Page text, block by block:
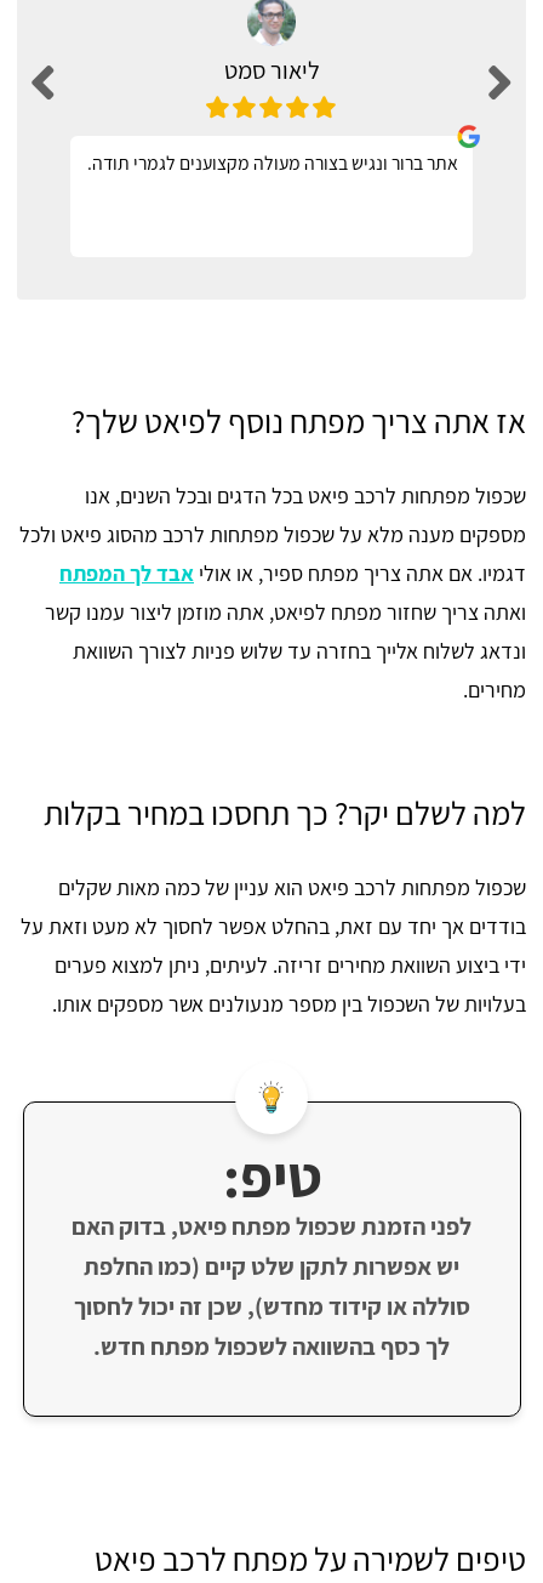
ליאור סמט
אתר ברור ונגיש בצורה מעולה מקצוענים לגמרי תודה.
אז אתה צריך מפתח נוסף לפיאט שלך?
שכפול מפתחות לרכב פיאט בכל הדגים ובכל השנים, אנו
מספקים מענה מלא על שכפול מפתחות לרכב מהסוג פיאט ולכל
דגמיו. אם אתה צריך מפתח ספיר, או אולי אבד לך המפתח
ואתה צריך שחזור מפתח לפיאט, אתה מוזמן ליצור עמנו קשר
ונדאג לשלוח אלייך בחזרה עד שלוש פניות לצורך השוואת
מחירים.
למה לשלם יקר? כך תחסכו במחיר בקלות
שכפול מפתחות לרכב פיאט הוא עניין של כמה מאות שקלים
בודדים אך יחד עם זאת, בהחלט אפשר לחסוך לא מעט וזאת על
ידי ביצוע השוואת מחירים זריזה. לעיתים, ניתן למצוא פערים
בעלויות של השכפול בין מספר מנעולנים אשר מספקים אותו.
טיפ:
לפני הזמנת שכפול מפתח פיאט, בדוק האם
יש אפשרות לתקן שלט קיים (כמו החלפת
סוללה או קידוד מחדש), שכן זה יכול לחסוך
לך כסף בהשוואה לשכפול מפתח חדש.
טיפים לשמירה על מפתח לרכב פיאט